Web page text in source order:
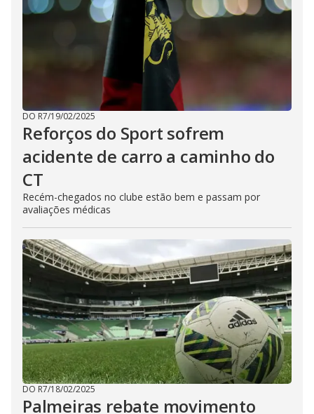
DO R7/19/02/2025
Reforços do Sport sofrem
acidente de carro a caminho do
CT
Recém-chegados no clube estão bem e passam por
avaliações médicas
DO R7/18/02/2025
Palmeiras rebate movimento